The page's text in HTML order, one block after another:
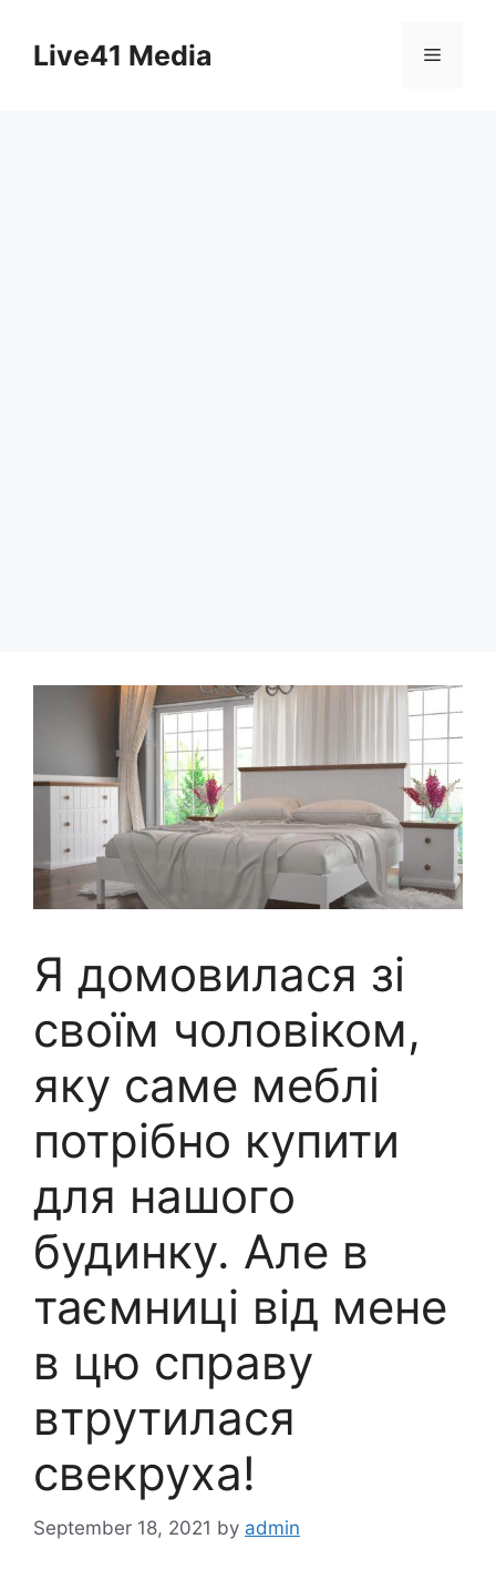
contentLive41 Media Menu
Я домовилася зі
своїм чоловіком,
яку саме меблі
потрібно купити
для нашого
будинку. Але в
таємниці від мене
в цю справу
втрутилася
свекруха!
September 18, 2021 by admin